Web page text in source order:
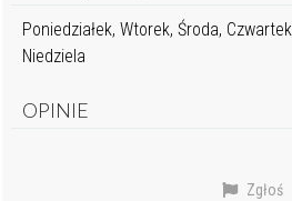
Poniedziałek, Wtorek, Środa,
Niedziela
OPINIE
Zgłoś